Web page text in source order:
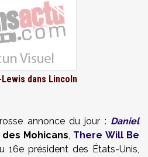
Lewis dans Lincoln
annonce du jour : Daniel
Mohicans, There Will Be
16e président des États-Unis,